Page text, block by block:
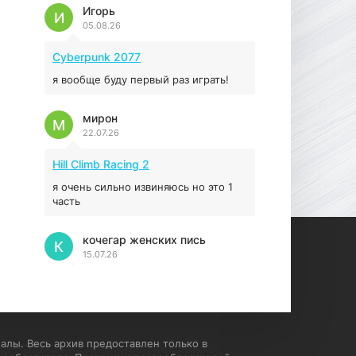
Prey
16.95 ГБ
Игорь
05.08.26
И
Cyberpunk 2077
я вообще буду первый раз играть!
мирон
22.07.26
М
Hill Climb Racing 2
я очень сильно извиняюсь но это 1
часть
кочегар женских пись
15.07.26
К
напишите блять на пк с
Весь архив предоставлен только в